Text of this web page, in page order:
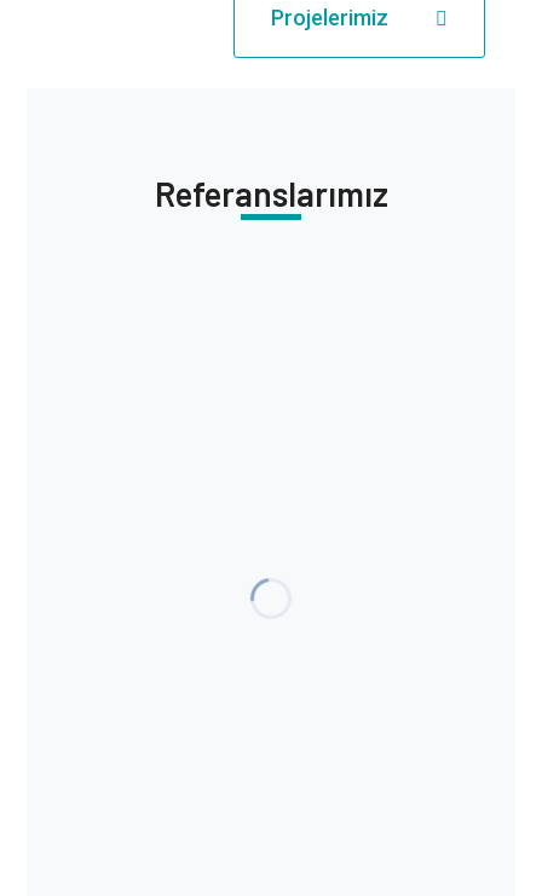
Projelerimiz
Referanslarımız